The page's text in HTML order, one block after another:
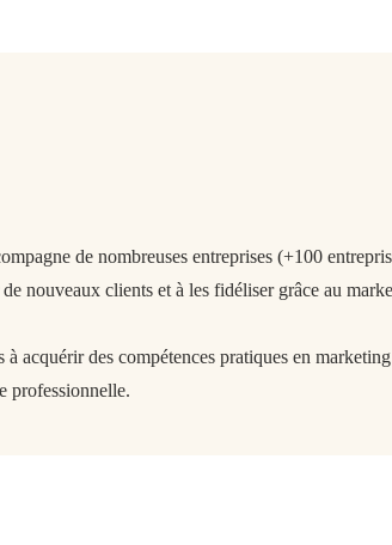
de nombreuses entreprises (+100
nouveaux clients et à les fidéliser grâce au
à acquérir des compétences pratiques en
professionnelle.